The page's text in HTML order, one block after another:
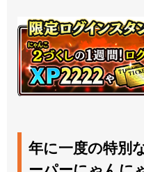
年に一度の特別